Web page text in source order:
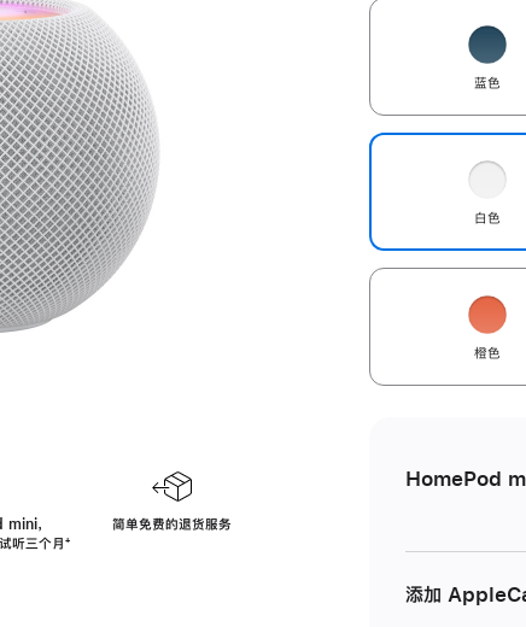
，
听三个月脚
⁺
简单免费的退货服务
蓝色
白色
橙色
HomePod
添加